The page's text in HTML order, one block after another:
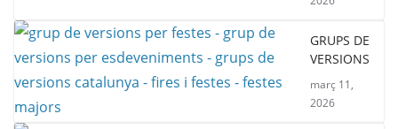
GRUPS DE
VERSIONS
març 11,
2026